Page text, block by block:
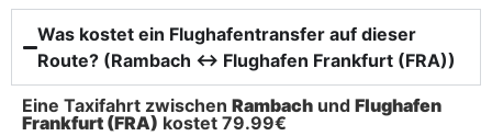
Was kostet ein Flughafentransfer auf dieser
Route? (Rambach ↔ Flughafen Frankfurt (FRA))
Eine Taxifahrt zwischen Rambach und Flughafen
Frankfurt (FRA) kostet 79.99€